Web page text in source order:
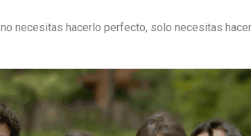
no necesitas hacerlo perfecto, solo necesitas